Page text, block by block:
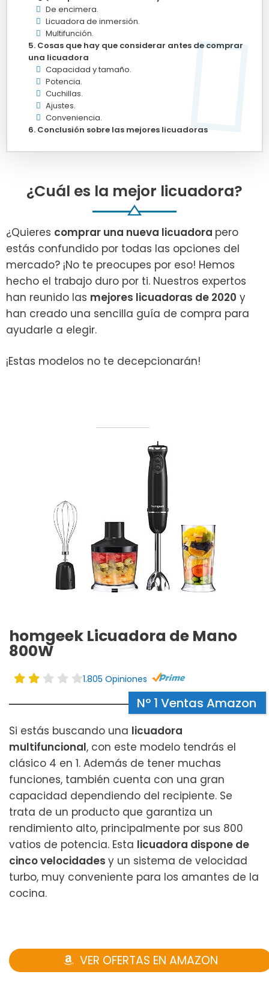
De encimera.
Licuadora de inmersión.
Multifunción.
Cosas que hay que considerar antes de comprar
una licuadora
Capacidad y tamaño.
Potencia.
Cuchillas.
Ajustes.
Conveniencia.
Conclusión sobre las mejores licuadoras
¿Cuál es la mejor licuadora?
¿Quieres comprar una nueva licuadora pero
estás confundido por todas las opciones del
mercado? ¡No te preocupes por eso! Hemos
hecho el trabajo duro por ti. Nuestros expertos
han reunido las mejores licuadoras de 2020 y
han creado una sencilla guía de compra para
ayudarle a elegir.
¡Estas modelos no te decepcionarán!
homgeek Licuadora de Mano
800W
1.805 Opiniones
Nº 1 Ventas Amazon
Si estás buscando una licuadora
multifuncional, con este modelo tendrás el
clásico 4 en 1. Además de tener muchas
funciones, también cuenta con una gran
capacidad dependiendo del recipiente. Se
trata de un producto que garantiza un
rendimiento alto, principalmente por sus 800
vatios de potencia. Esta licuadora dispone de
cinco velocidades y un sistema de velocidad
turbo, muy conveniente para los amantes de la
cocina.
VER OFERTAS EN AMAZON